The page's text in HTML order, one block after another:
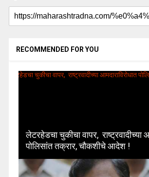
RECOMMENDED FOR YOU
लेटरहेडचा चुकीचा वापर, राष्ट्रवादीच्या
पोलिसांत तक्रार, चौकशीचे आदेश !